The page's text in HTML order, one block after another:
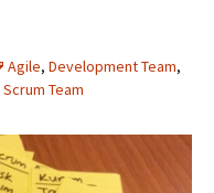
Agile, Development Team,
Scrum Team